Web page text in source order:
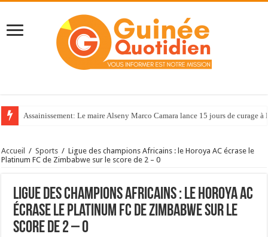
Assainissement: Le maire Alseny Marco Camara lance 15 jours de curage à
Accueil / Sports / Ligue des champions Africains : le Horoya AC écrase le
Platinum FC de Zimbabwe sur le score de 2 – 0
Ligue des champions Africains : le Horoya AC
écrase le Platinum FC de Zimbabwe sur le
score de 2 – 0